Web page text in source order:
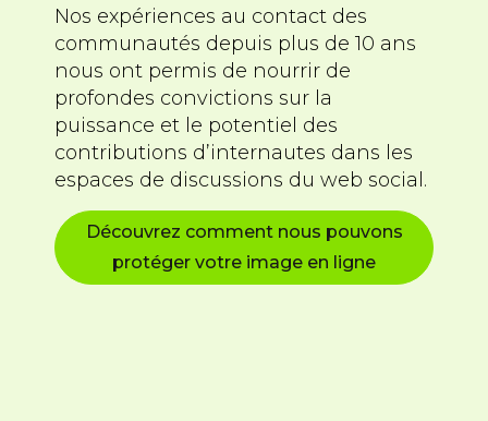
Nos expériences au contact des
communautés depuis plus de 10 ans
nous ont permis de nourrir de
profondes convictions sur la
puissance et le potentiel des
contributions d’internautes dans les
espaces de discussions du web social.
Découvrez comment nous pouvons
protéger votre image en ligne